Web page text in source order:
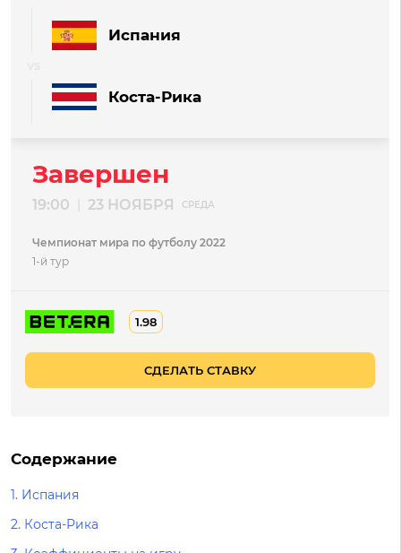
Испания
Коста-Рика
Завершен
19:00 23 НОЯБРЯ СРЕДА
Чемпионат мира по футболу 2022
1-й тур
1.98
СДЕЛАТЬ СТАВКУ
Содержание
1. Испания
2. Коста-Рика